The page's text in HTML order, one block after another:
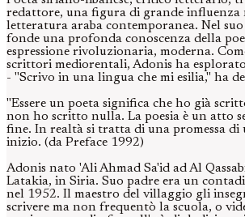
redattore, una figura di grande influenza
letteratura araba contemporanea. Nel
fonde una profonda conoscenza della
espressione rivoluzionaria, moderna.
scrittori mediorentali, Adonis ha
- "Scrivo in una lingua che mi esilia," ha
"Essere un poeta significa che ho già
non ho scritto nulla. La poesia è un atto
fine. In realtà si tratta di una promessa
inizio. (da Preface 1992)
Adonis nato 'Ali Ahmad Sa'id ad Al
Latakia, in Siria. Suo padre era un
nel 1952. Il maestro del villaggio gli
scrivere ma non frequentò la scuola, o